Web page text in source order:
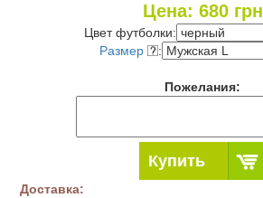
Цена: 680грн
Цвет футболки:
Размер
:
Пожелания:
Купить
Доставка: